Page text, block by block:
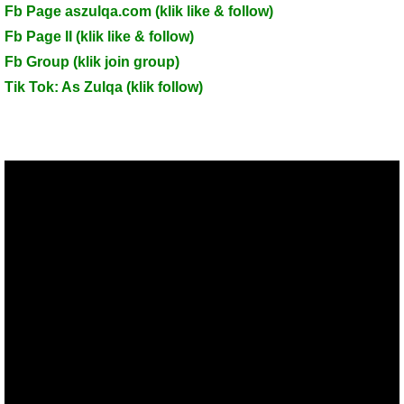
Fb Page aszulqa.com (klik like & follow)
Fb Page II (klik like & follow)
Fb Group (klik join group)
Tik Tok: As Zulqa (klik follow)